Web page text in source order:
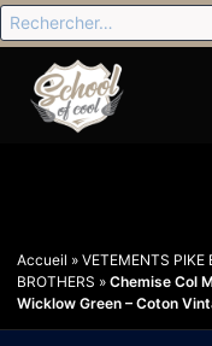
Accueil » VETEMENTS PIKE
BROTHERS » Chemise Col
Wicklow Green – Coton